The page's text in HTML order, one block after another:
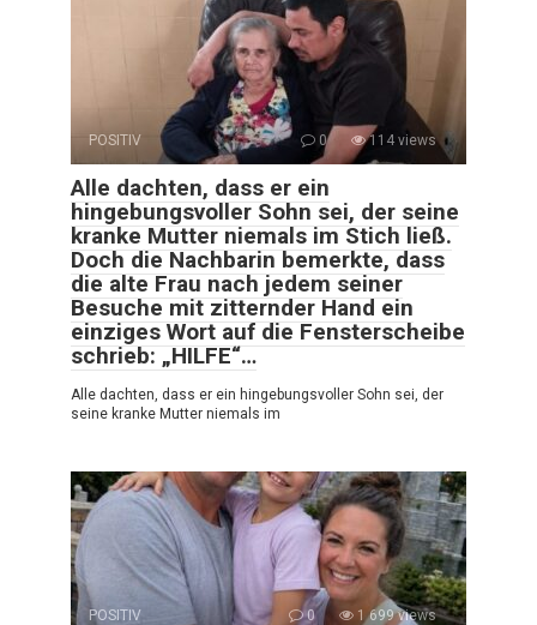
POSITIV 0 114 views
Alle dachten, dass er ein
hingebungsvoller Sohn sei, der seine
kranke Mutter niemals im Stich ließ.
Doch die Nachbarin bemerkte, dass
die alte Frau nach jedem seiner
Besuche mit zitternder Hand ein
einziges Wort auf die Fensterscheibe
schrieb: „HILFE“…
Alle dachten, dass er ein hingebungsvoller Sohn sei, der
seine kranke Mutter niemals im
POSITIV 0 1 699 views